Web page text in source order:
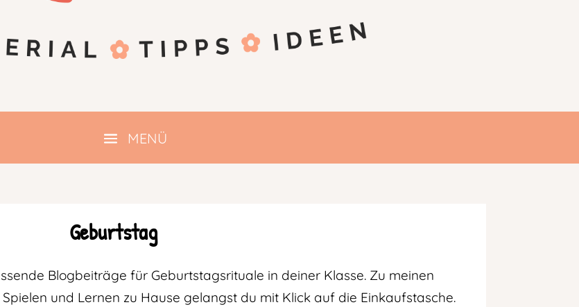
Geburtstag
Blogbeiträge für Geburtstagsrituale in deiner Klasse. Zu meinen
und Lernen zu Hause gelangst du mit Klick auf die Einkaufstasche.